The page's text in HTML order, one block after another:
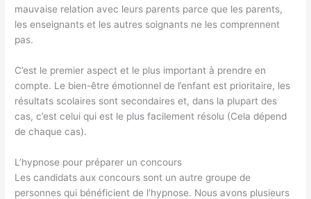
mauvaise relation avec leurs parents parce que les parents,
les enseignants et les autres soignants ne les comprennent
pas.
C’est le premier aspect et le plus important à prendre en
compte. Le bien-être émotionnel de l’enfant est prioritaire, les
résultats scolaires sont secondaires et, dans la plupart des
cas, c’est celui qui est le plus facilement résolu (Cela dépend
de chaque cas).
L’hypnose pour préparer un concours
Les candidats aux concours sont un autre groupe de
personnes qui bénéficient de l’hypnose. Nous avons plusieurs